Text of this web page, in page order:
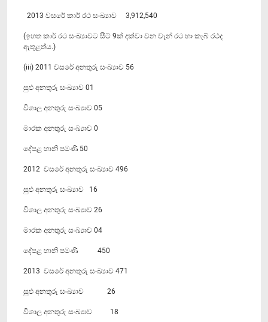
2013 වසරේ කාර් රථ සංඛ්‍යාව 3,912,540
(ඉහත කාර් රථ සංඛ්‍යාවට සීට් 9ක් දක්වා වන වෑන් රථ හා කැබ් රථද
ඇතුළත්ය.)
(iii) 2011 වසරේ අනතුරු සංඛ්‍යාව 56
සුළු අනතුරු සංඛ්‍යාව 01
විශාල අනතුරු සංඛ්‍යාව 05
මාරක අනතුරු සංඛ්‍යාව 0
දේපළ හානි පමණි 50
2012 වසරේ අනතුරු සංඛ්‍යාව 496
සුළු අනතුරු සංඛ්‍යාව 16
විශාල අනතුරු සංඛ්‍යාව 26
මාරක අනතුරු සංඛ්‍යාව 04
දේපළ හානි පමණි 450
2013 වසරේ අනතුරු සංඛ්‍යාව 471
සුළු අනතුරු සංඛ්‍යාව 26
විශාල අනතුරු සංඛ්‍යාව 18